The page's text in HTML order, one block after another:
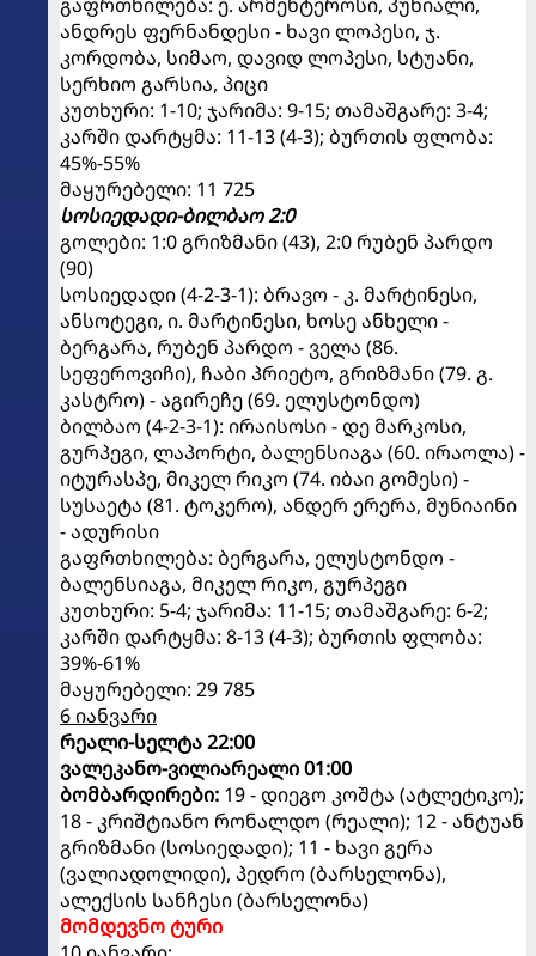
ანდრეს ფერნანდესი - ხავი ლოპესი, ჯ.
კორდობა, სიმაო, დავიდ ლოპესი, სტუანი,
სერხიო გარსია, პიცი
კუთხური: 1-10; ჯარიმა: 9-15; თამაშგარე: 3-4;
კარში დარტყმა: 11-13 (4-3); ბურთის ფლობა:
45%-55%
მაყურებელი: 11 725
სოსიედადი-ბილბაო 2:0
გოლები: 1:0 გრიზმანი (43), 2:0 რუბენ პარდო
(90)
სოსიედადი (4-2-3-1): ბრავო - კ. მარტინესი,
ანსოტეგი, ი. მარტინესი, ხოსე ანხელი -
ბერგარა, რუბენ პარდო - ველა (86.
სეფეროვიჩი), ჩაბი პრიეტო, გრიზმანი (79. გ.
კასტრო) - აგირეჩე (69. ელუსტონდო)
ბილბაო (4-2-3-1): ირაისოსი - დე მარკოსი,
გურპეგი, ლაპორტი, ბალენსიაგა (60. ირაოლა) -
იტურასპე, მიკელ რიკო (74. იბაი გომესი) -
სუსაეტა (81. ტოკერო), ანდერ ერერა, მუნიაინი
- ადურისი
გაფრთხილება: ბერგარა, ელუსტონდო -
ბალენსიაგა, მიკელ რიკო, გურპეგი
კუთხური: 5-4; ჯარიმა: 11-15; თამაშგარე: 6-2;
კარში დარტყმა: 8-13 (4-3); ბურთის ფლობა:
39%-61%
მაყურებელი: 29 785
6 იანვარი
რეალი-სელტა 22:00
ვალეკანო-ვილიარეალი 01:00
ბომბარდირები: 19 - დიეგო კოშტა (ატლეტიკო);
18 - კრიშტიანო რონალდო (რეალი); 12 - ანტუან
გრიზმანი (სოსიედადი); 11 - ხავი გერა
(ვალიადოლიდი), პედრო (ბარსელონა),
ალექსის სანჩესი (ბარსელონა)
მომდევნო ტური